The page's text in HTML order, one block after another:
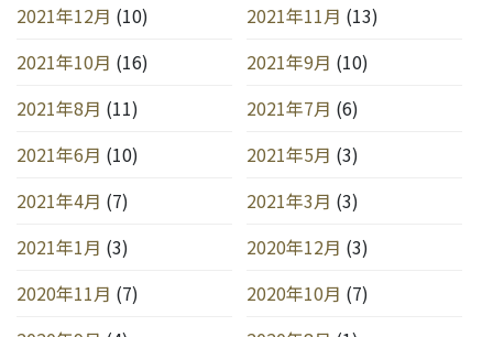
2021年12月 (10) 2021年11月 (13)
2021年10月 (16) 2021年9月 (10)
2021年8月 (11) 2021年7月 (6)
2021年6月 (10) 2021年5月 (3)
2021年4月 (7) 2021年3月 (3)
2021年1月 (3) 2020年12月 (3)
2020年11月 (7) 2020年10月 (7)